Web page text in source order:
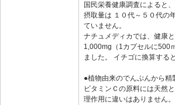
国民栄養健康調査によると
摂取量は １０代～５０代の
ていません。
ナチュメディカでは、健康
1,000mg（1カプセルに500
ました。 イチゴに換算する
●植物由来のでんぷんから精
ビタミンＣの原料には天然
理作用に違いはありません